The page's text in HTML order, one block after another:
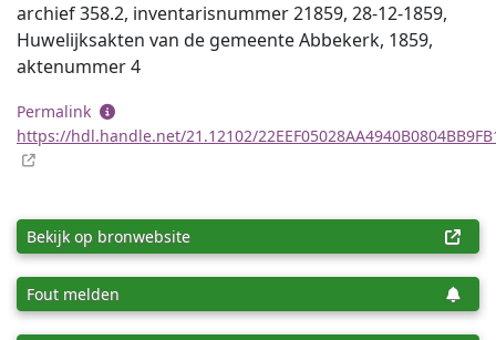
archief 358.2, inventaris­num­mer 21859, 28-12-1859,
Huwelijksakten van de gemeente Abbekerk, 1859,
aktenummer 4
Permalink
https://hdl.handle.net/21.12102/
Bekijk op bronwebsite
Fout melden